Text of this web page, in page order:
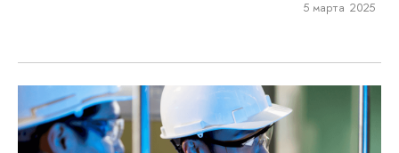
5 марта 2025